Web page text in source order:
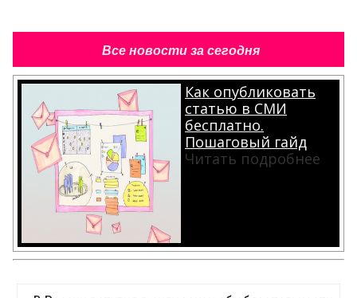
Все новости за сегодня
Как опубликовать
статью в СМИ
бесплатно.
Пошаговый гайд
Читать подробнее